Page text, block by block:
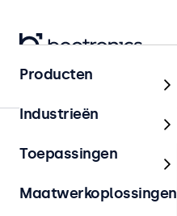
In-vehicle
Producten
Industrieën
Toepassingen
Maatwerkoplossingen